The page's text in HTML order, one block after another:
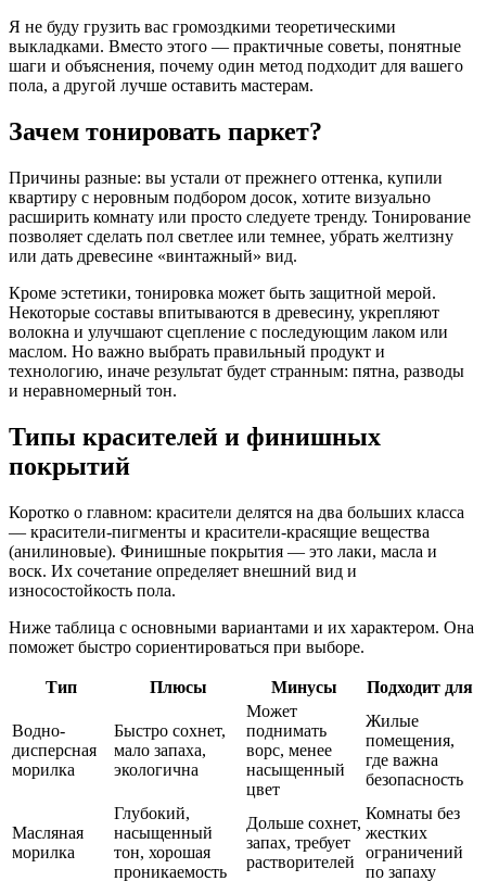
Я не буду грузить вас громоздкими теоретическими
выкладками. Вместо этого — практичные советы, понятные
шаги и объяснения, почему один метод подходит для вашего
пола, а другой лучше оставить мастерам.
Зачем тонировать паркет?
Причины разные: вы устали от прежнего оттенка, купили
квартиру с неровным подбором досок, хотите визуально
расширить комнату или просто следуете тренду. Тонирование
позволяет сделать пол светлее или темнее, убрать желтизну
или дать древесине «винтажный» вид.
Кроме эстетики, тонировка может быть защитной мерой.
Некоторые составы впитываются в древесину, укрепляют
волокна и улучшают сцепление с последующим лаком или
маслом. Но важно выбрать правильный продукт и
технологию, иначе результат будет странным: пятна, разводы
и неравномерный тон.
Типы красителей и финишных
покрытий
Коротко о главном: красители делятся на два больших класса
— красители-пигменты и красители-красящие вещества
(анилиновые). Финишные покрытия — это лаки, масла и
воск. Их сочетание определяет внешний вид и
износостойкость пола.
Ниже таблица с основными вариантами и их характером. Она
поможет быстро сориентироваться при выборе.
Тип Плюсы Минусы Подходит для
Водно-
дисперсная
морилка
Быстро сохнет,
мало запаха,
экологична
Может
поднимать
ворс, менее
насыщенный
цвет
Жилые
помещения,
где важна
безопасность
Масляная
морилка
Глубокий,
насыщенный
тон, хорошая
проникаемость
Дольше сохнет,
запах, требует
растворителей
Комнаты без
жестких
ограничений
по запаху